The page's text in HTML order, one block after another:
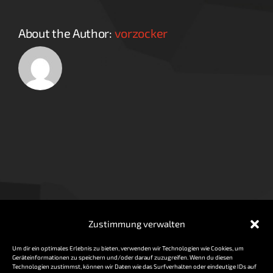
Zustimmung verwalten
Um dir ein optimales Erlebnis zu bieten, verwenden wir Technologien wie Cookies, um
Geräteinformationen zu speichern und/oder darauf zuzugreifen. Wenn du diesen
Technologien zustimmst, können wir Daten wie das Surfverhalten oder eindeutige IDs auf
About the Author: vorzocker
Impressum / Datenschutz
Cookie-Richtlinie (EU) Geschäftsbedingungen